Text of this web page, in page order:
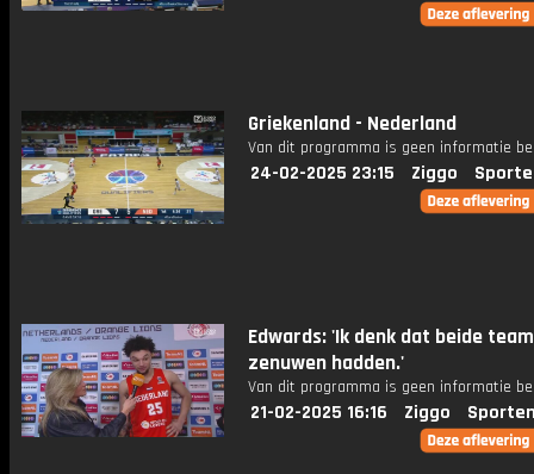
Griekenland - Nederland
Van dit programma is geen informatie
24-02-2025 23:15 Ziggo
Edwards: 'Ik denk dat beide
zenuwen hadden.'
Van dit programma is geen informatie
21-02-2025 16:16 Ziggo